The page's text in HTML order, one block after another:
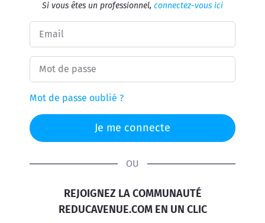
Si vous êtes un professionnel, connectez-vous ici
Mot de passe oublié ?
OU
REJOIGNEZ LA COMMUNAUTÉ
REDUCAVENUE.COM EN UN CLIC